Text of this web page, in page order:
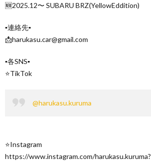
🆕2025.12〜 SUBARU BRZ(YellowEddition)
▪︎連絡先▪︎
📩harukasu.car@gmail.com
▪︎各SNS▪︎
⭐️TikTok
@harukasu.kuruma
⭐️Instagram
https://www.instagram.com/harukasu.kuruma?